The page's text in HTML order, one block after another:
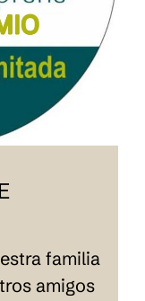
familia
amigos